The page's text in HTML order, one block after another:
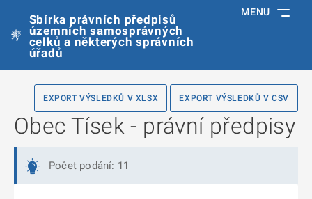
Sbírka právních předpisů
územních samosprávných
celků a některých správních
úřadů
MENU
EXPORT VÝSLEDKŮ V XLSX EXPORT VÝSLEDKŮ V CSV
Obec Tísek - právní předpisy
Počet podání: 11